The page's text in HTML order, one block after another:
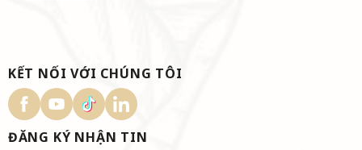
KẾT NỐI VỚI CHÚNG TÔI
ĐĂNG KÝ NHẬN TIN